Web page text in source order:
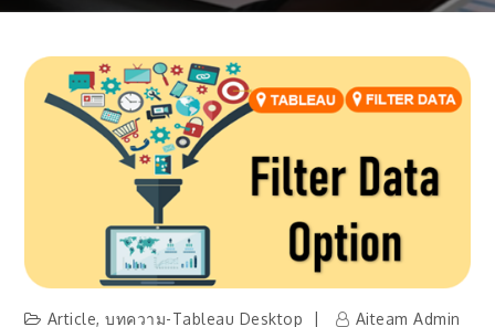
Article,บทความ-Tableau Desktop
Aiteam Admin